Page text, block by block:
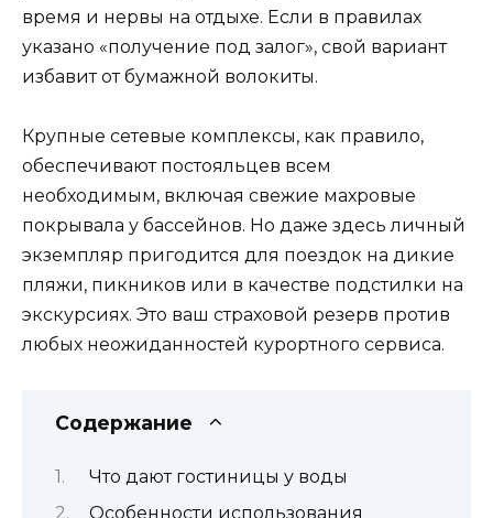
время и нервы на отдыхе. Если в правилах
указано «получение под залог», свой вариант
избавит от бумажной волокиты.
Крупные сетевые комплексы, как правило,
обеспечивают постояльцев всем
необходимым, включая свежие махровые
покрывала у бассейнов. Но даже здесь личный
экземпляр пригодится для поездок на дикие
пляжи, пикников или в качестве подстилки на
экскурсиях. Это ваш страховой резерв против
любых неожиданностей курортного сервиса.
Содержание
Что дают гостиницы у воды
Особенности использования